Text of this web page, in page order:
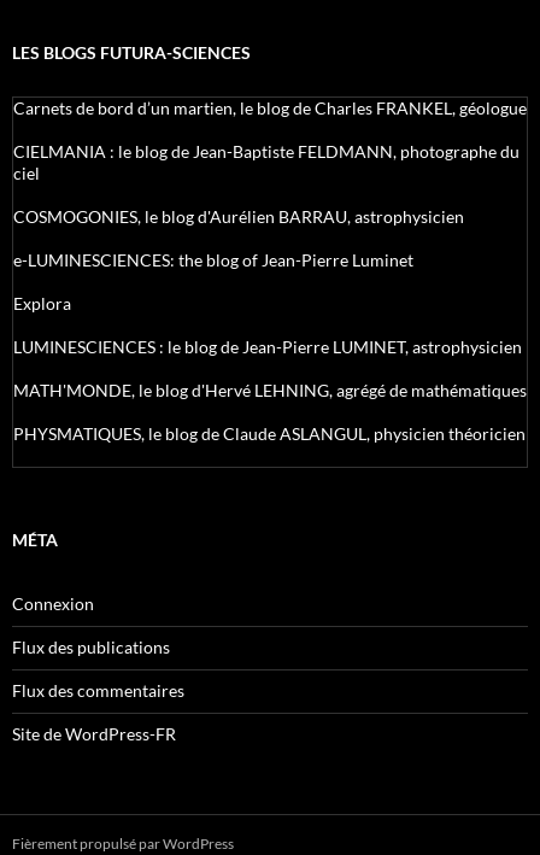
LES BLOGS FUTURA-SCIENCES
Carnets de bord d’un martien, le blog de Charles FRANKEL, géologue
CIELMANIA : le blog de Jean-Baptiste FELDMANN, photographe du
ciel
COSMOGONIES, le blog d'Aurélien BARRAU, astrophysicien
e-LUMINESCIENCES: the blog of Jean-Pierre Luminet
Explora
LUMINESCIENCES : le blog de Jean-Pierre LUMINET, astrophysicien
MATH'MONDE, le blog d'Hervé LEHNING, agrégé de mathématiques
PHYSMATIQUES, le blog de Claude ASLANGUL, physicien théoricien
MÉTA
Connexion
Flux des publications
Flux des commentaires
Site de WordPress-FR
Fièrement propulsé par WordPress